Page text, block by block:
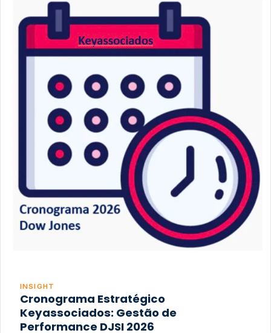
INSIGHT
Cronograma Estratégico
Keyassociados: Gestão de
Performance DJSI 2026